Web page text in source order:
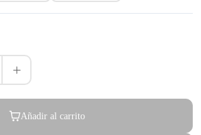
Añadir al carrito